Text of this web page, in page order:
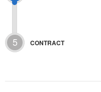
5 CONTRACT